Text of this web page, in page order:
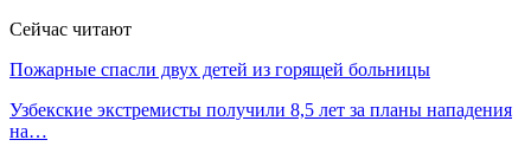
Сейчас читают
Пожарные спасли двух детей из горящей больницы
Узбекские экстремисты получили 8,5 лет за планы нападения
на…